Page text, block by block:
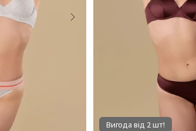
Вигода від 2 шт!